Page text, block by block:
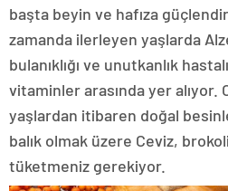
başta beyin ve hafıza
zamanda ilerleyen yaşlarda
bulanıklığı ve unutkanlık
vitaminler arasında yer alıyor.
yaşlardan itibaren doğal
balık olmak üzere Ceviz,
tüketmeniz gerekiyor.